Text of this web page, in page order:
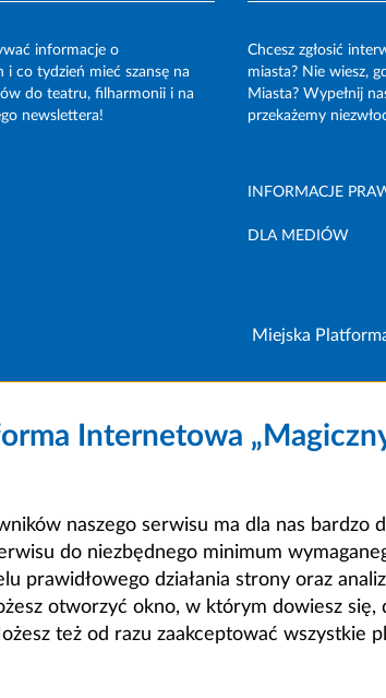
informacje o
co tydzień mieć szansę na
do teatru, filharmonii i na
newslettera!
Chcesz zgłosić
miasta? Nie wiesz,
Miasta? Wypełnij
przekażemy
INFORMACJE
DLA MEDIÓW
Miejska
Internetowa
naszego serwisu ma dla nas bardzo
do niezbędnego minimum
prawidłowego działania strony oraz
otworzyć okno, w którym dowiesz
też od razu zaakceptować wszystkie